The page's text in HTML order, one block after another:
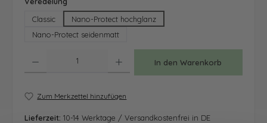
Classic
Nano-Protect hochglanz
Nano-Protect seidenmatt
In den Warenkorb
Zum Merkzettel hinzufügen
Lieferzeit: 10-14 Werktage / Versandkostenfrei in DE